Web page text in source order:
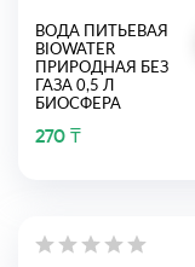
ВОДА ПИТЬЕВАЯ
BIOWATER
ПРИРОДНАЯ БЕЗ
ГАЗА 0,5 Л
БИОСФЕРА
270 ₸